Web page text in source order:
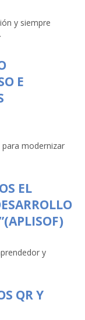
y siempre
E
modernizar
EL
y
QR Y